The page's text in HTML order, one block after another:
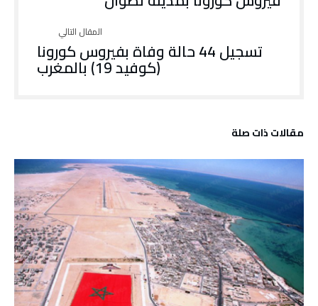
تسجيل 44 حالة وفاة بفيروس كورونا
(كوفيد 19) بالمغرب
‫مقالات ذات صلة‬